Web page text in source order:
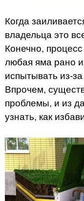
Когда
владельца это
Конечно,
любая яма рано
испытывать из-
Впрочем,
проблемы, и из
узнать, как